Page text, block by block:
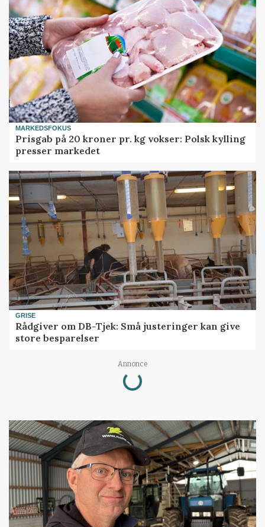
MARKEDSFOKUS
Prisgab på 20 kroner pr. kg vokser: Polsk kylling
presser markedet
GRISE
Rådgiver om DB-Tjek: Små justeringer kan give
store besparelser
Annonce
Loading...